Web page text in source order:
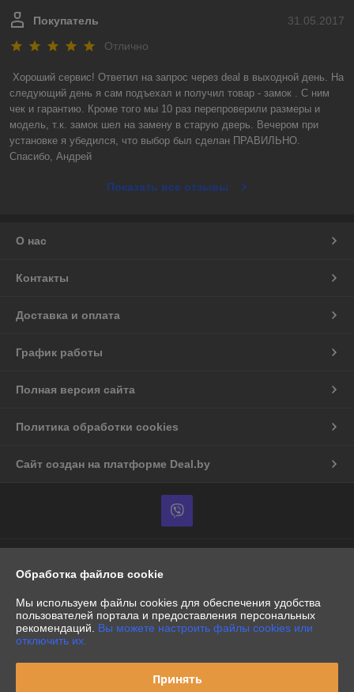
31.05.2017
Покупатель
Отлично
Хороший сервис! Ответил на запрос через deal в выходной день. На
следующий день я сам подъехал и получил товар - замок . С ним
чек и гарантию. Кроме того мы 10 раз перепроверили размеры и
модель, т.к. замок шел на замену в старую дверь. Вечером при
установке я убедился, что выбор был сделан ПРАВИЛЬНО.
Спасибо, Андрей
Показать все отзывы
О нас
Контакты
Доставка и оплата
График работы
Полная версия сайта
Политика обработки cookies
Сайт создан на платформе Deal.by
Притыцкого 97-45
Регистрационный номер ЕГР: 190635324
Регистрационный орган: мингорисполком
Обработка файлов cookie
Мы используем файлы cookies для обеспечения удобства
пользователей портала и предоставления персональных
рекомендаций. Вы можете настроить файлы cookies или
отключить их.
Принять